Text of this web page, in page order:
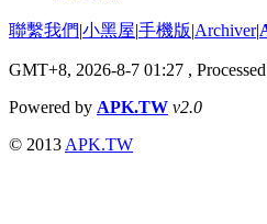
聯繫我們|小黑屋|手機版|Archiver|
GMT+8, 2026-8-7 01:27 ,
Powered by APK.TW v2.0
© 2013 APK.TW